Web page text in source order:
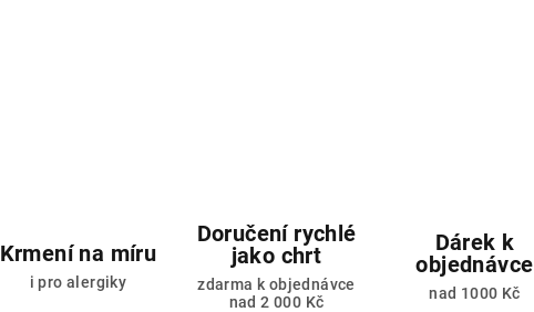
Krmení na míru
i pro alergiky
Doručení rychlé
jako chrt
zdarma k objednávce
nad 2 000 Kč
Dárek k
objednávce
nad 1000 Kč